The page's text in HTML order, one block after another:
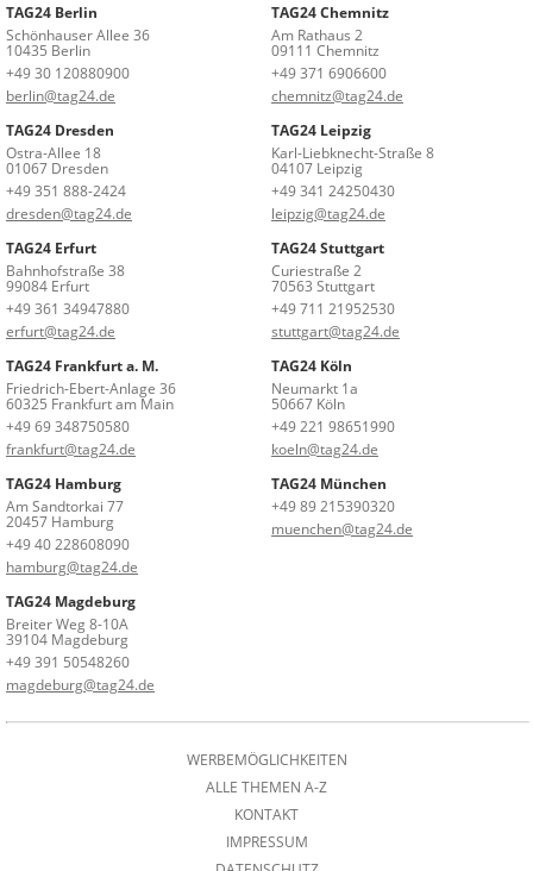
TAG24 Berlin
Schönhauser Allee 36
10435 Berlin
+49 30 120880900
berlin@tag24.de
TAG24 Chemnitz
Am Rathaus 2
09111 Chemnitz
+49 371 6906600
chemnitz@tag24.de
TAG24 Dresden
Ostra-Allee 18
01067 Dresden
+49 351 888-2424
dresden@tag24.de
TAG24 Leipzig
Karl-Liebknecht-Straße 8
04107 Leipzig
+49 341 24250430
leipzig@tag24.de
TAG24 Erfurt
Bahnhofstraße 38
99084 Erfurt
+49 361 34947880
erfurt@tag24.de
TAG24 Stuttgart
Curiestraße 2
70563 Stuttgart
+49 711 21952530
stuttgart@tag24.de
TAG24 Frankfurt a. M.
Friedrich-Ebert-Anlage 36
60325 Frankfurt am Main
+49 69 348750580
frankfurt@tag24.de
TAG24 Köln
Neumarkt 1a
50667 Köln
+49 221 98651990
koeln@tag24.de
TAG24 Hamburg
Am Sandtorkai 77
20457 Hamburg
+49 40 228608090
hamburg@tag24.de
TAG24 München
+49 89 215390320
muenchen@tag24.de
TAG24 Magdeburg
Breiter Weg 8-10A
39104 Magdeburg
+49 391 50548260
magdeburg@tag24.de
WERBEMÖGLICHKEITEN
ALLE THEMEN A-Z
KONTAKT
IMPRESSUM